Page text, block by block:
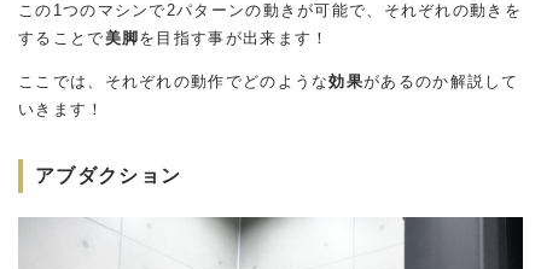
この1つのマシンで2パターンの動きが可能で、それぞれの動きを
することで美脚を目指す事が出来ます！
ここでは、それぞれの動作でどのような効果があるのか解説して
いきます！
アブダクション